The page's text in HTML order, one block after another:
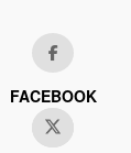
FACEBOOK